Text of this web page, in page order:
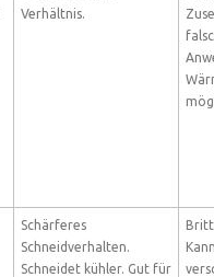
Verhältnis.
Schärferes
Schneidverhalten.
Schneidet kühler. Gut für